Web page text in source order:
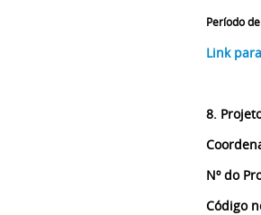
Período
Link
8.
Nº do
Código